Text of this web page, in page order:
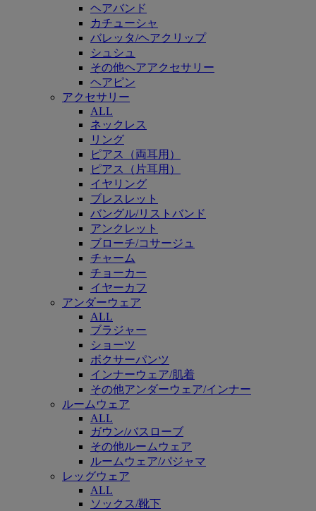
ヘアバンド
カチューシャ
バレッタ/ヘアクリップ
シュシュ
その他ヘアアクセサリー
ヘアピン
アクセサリー
ALL
ネックレス
リング
ピアス（両耳用）
ピアス（片耳用）
イヤリング
ブレスレット
バングル/リストバンド
アンクレット
ブローチ/コサージュ
チャーム
チョーカー
イヤーカフ
アンダーウェア
ALL
ブラジャー
ショーツ
ボクサーパンツ
インナーウェア/肌着
その他アンダーウェア/インナー
ルームウェア
ALL
ガウン/バスローブ
その他ルームウェア
ルームウェア/パジャマ
レッグウェア
ALL
ソックス/靴下